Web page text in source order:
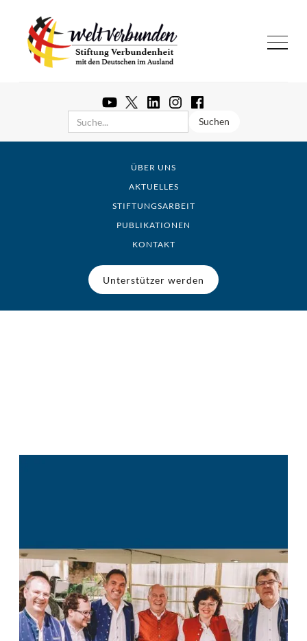
ÜBER UNS
AKTUELLES
STIFTUNGSARBEIT
PUBLIKATIONEN
KONTAKT
Unterstützer werden